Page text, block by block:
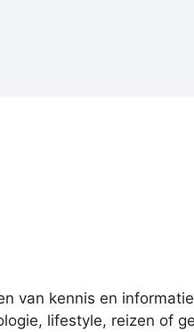
van kennis en
lifestyle, reizen of